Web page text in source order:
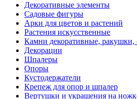
Декоративные элементы
Садовые фигуры
Арки для цветов и растений
Растения искусственные
Камни декоративные, ракушки,
Декорации
Шпалеры
Опоры
Кустодержатели
Крепеж для опор и шпалер
Вертушки и украшения на